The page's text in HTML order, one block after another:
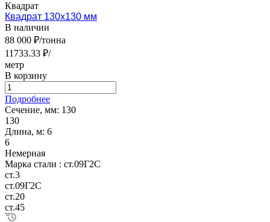
Квадрат
Квадрат 130х130 мм
В наличии
88 000 ₽/тонна
11733.33 ₽/
метр
В корзину
Подробнее
Сечение, мм: 130
130
Длина, м: 6
6
Немерная
Марка стали : ст.09Г2С
ст.3
ст.09Г2С
ст.20
ст.45